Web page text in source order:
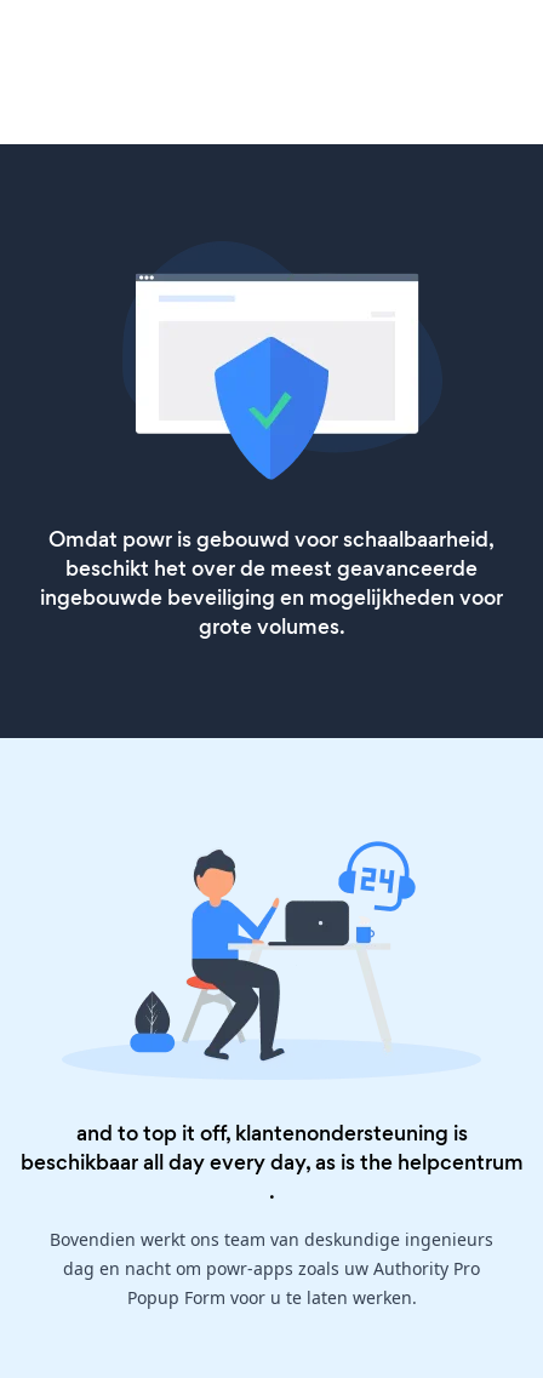
Omdat powr is gebouwd voor schaalbaarheid,
beschikt het over de meest geavanceerde
ingebouwde beveiliging en mogelijkheden voor
grote volumes.
and to top it off, klantenondersteuning is
beschikbaar all day every day, as is the helpcentrum
.
Bovendien werkt ons team van deskundige ingenieurs
dag en nacht om powr-apps zoals uw Authority Pro
Popup Form voor u te laten werken.